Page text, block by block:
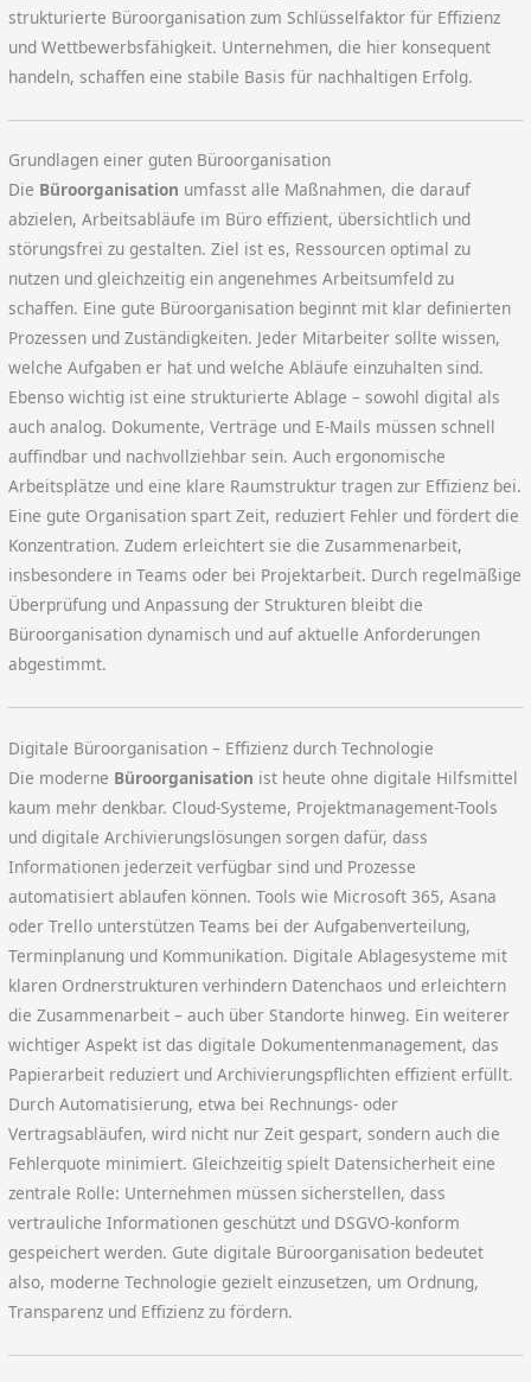
strukturierte Büroorganisation zum Schlüsselfaktor für Effizienz
und Wettbewerbsfähigkeit. Unternehmen, die hier konsequent
handeln, schaffen eine stabile Basis für nachhaltigen Erfolg.
Grundlagen einer guten Büroorganisation
Die Büroorganisation umfasst alle Maßnahmen, die darauf
abzielen, Arbeitsabläufe im Büro effizient, übersichtlich und
störungsfrei zu gestalten. Ziel ist es, Ressourcen optimal zu
nutzen und gleichzeitig ein angenehmes Arbeitsumfeld zu
schaffen. Eine gute Büroorganisation beginnt mit klar definierten
Prozessen und Zuständigkeiten. Jeder Mitarbeiter sollte wissen,
welche Aufgaben er hat und welche Abläufe einzuhalten sind.
Ebenso wichtig ist eine strukturierte Ablage – sowohl digital als
auch analog. Dokumente, Verträge und E-Mails müssen schnell
auffindbar und nachvollziehbar sein. Auch ergonomische
Arbeitsplätze und eine klare Raumstruktur tragen zur Effizienz bei.
Eine gute Organisation spart Zeit, reduziert Fehler und fördert die
Konzentration. Zudem erleichtert sie die Zusammenarbeit,
insbesondere in Teams oder bei Projektarbeit. Durch regelmäßige
Überprüfung und Anpassung der Strukturen bleibt die
Büroorganisation dynamisch und auf aktuelle Anforderungen
abgestimmt.
Digitale Büroorganisation – Effizienz durch Technologie
Die moderne Büroorganisation ist heute ohne digitale Hilfsmittel
kaum mehr denkbar. Cloud-Systeme, Projektmanagement-Tools
und digitale Archivierungslösungen sorgen dafür, dass
Informationen jederzeit verfügbar sind und Prozesse
automatisiert ablaufen können. Tools wie Microsoft 365, Asana
oder Trello unterstützen Teams bei der Aufgabenverteilung,
Terminplanung und Kommunikation. Digitale Ablagesysteme mit
klaren Ordnerstrukturen verhindern Datenchaos und erleichtern
die Zusammenarbeit – auch über Standorte hinweg. Ein weiterer
wichtiger Aspekt ist das digitale Dokumentenmanagement, das
Papierarbeit reduziert und Archivierungspflichten effizient erfüllt.
Durch Automatisierung, etwa bei Rechnungs- oder
Vertragsabläufen, wird nicht nur Zeit gespart, sondern auch die
Fehlerquote minimiert. Gleichzeitig spielt Datensicherheit eine
zentrale Rolle: Unternehmen müssen sicherstellen, dass
vertrauliche Informationen geschützt und DSGVO-konform
gespeichert werden. Gute digitale Büroorganisation bedeutet
also, moderne Technologie gezielt einzusetzen, um Ordnung,
Transparenz und Effizienz zu fördern.